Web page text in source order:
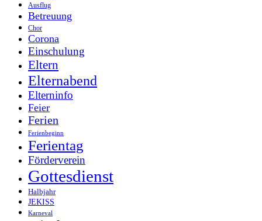
Ausflug
Betreuung
Chor
Corona
Einschulung
Eltern
Elternabend
Elterninfo
Feier
Ferien
Ferienbeginn
Ferientag
Förderverein
Gottesdienst
Halbjahr
JEKISS
Karneval